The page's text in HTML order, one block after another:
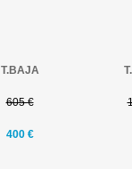
T.BAJA
605 €
400 €